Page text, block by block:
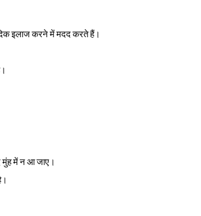
इलाज करने में मदद करते हैं।
में न आ जाए।